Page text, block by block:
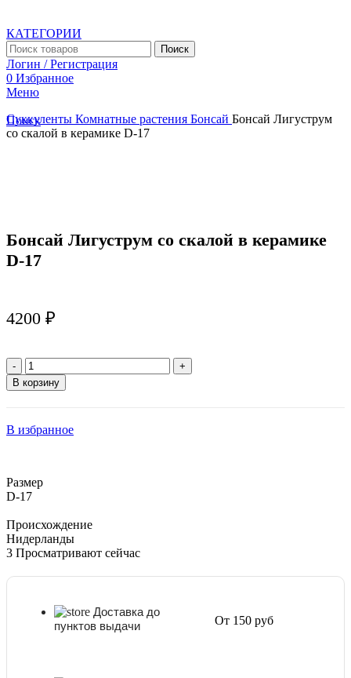
КАТЕГОРИИ
Поиск
Логин / Регистрация
0 Избранное
Меню
Поиск
Суккуленты Комнатные растения Бонсай Бонсай Лигуструм
со скалой в керамике D-17
Бонсай Лигуструм со скалой в керамике
D-17
4200 ₽
Количество
товара
Бонсай
скалой
17
В корзину
В избранное
Размер
D-17
Происхождение
Нидерланды
3 Просматривают сейчас
Доставка до
пунктов выдачи
От 150 руб